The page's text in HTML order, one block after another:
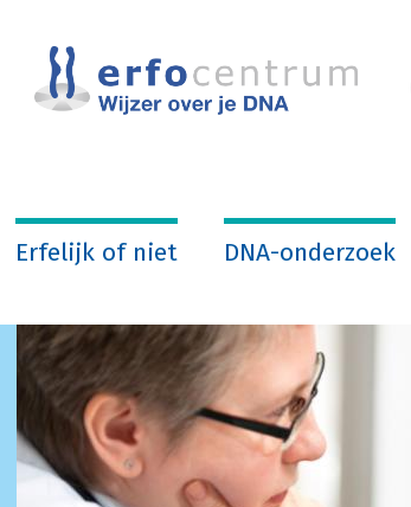
Erfelijk of niet DNA-onderzoek